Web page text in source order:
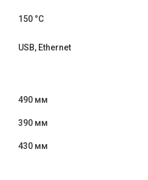
150 °C
USB, Ethernet
490 мм
390 мм
430 мм